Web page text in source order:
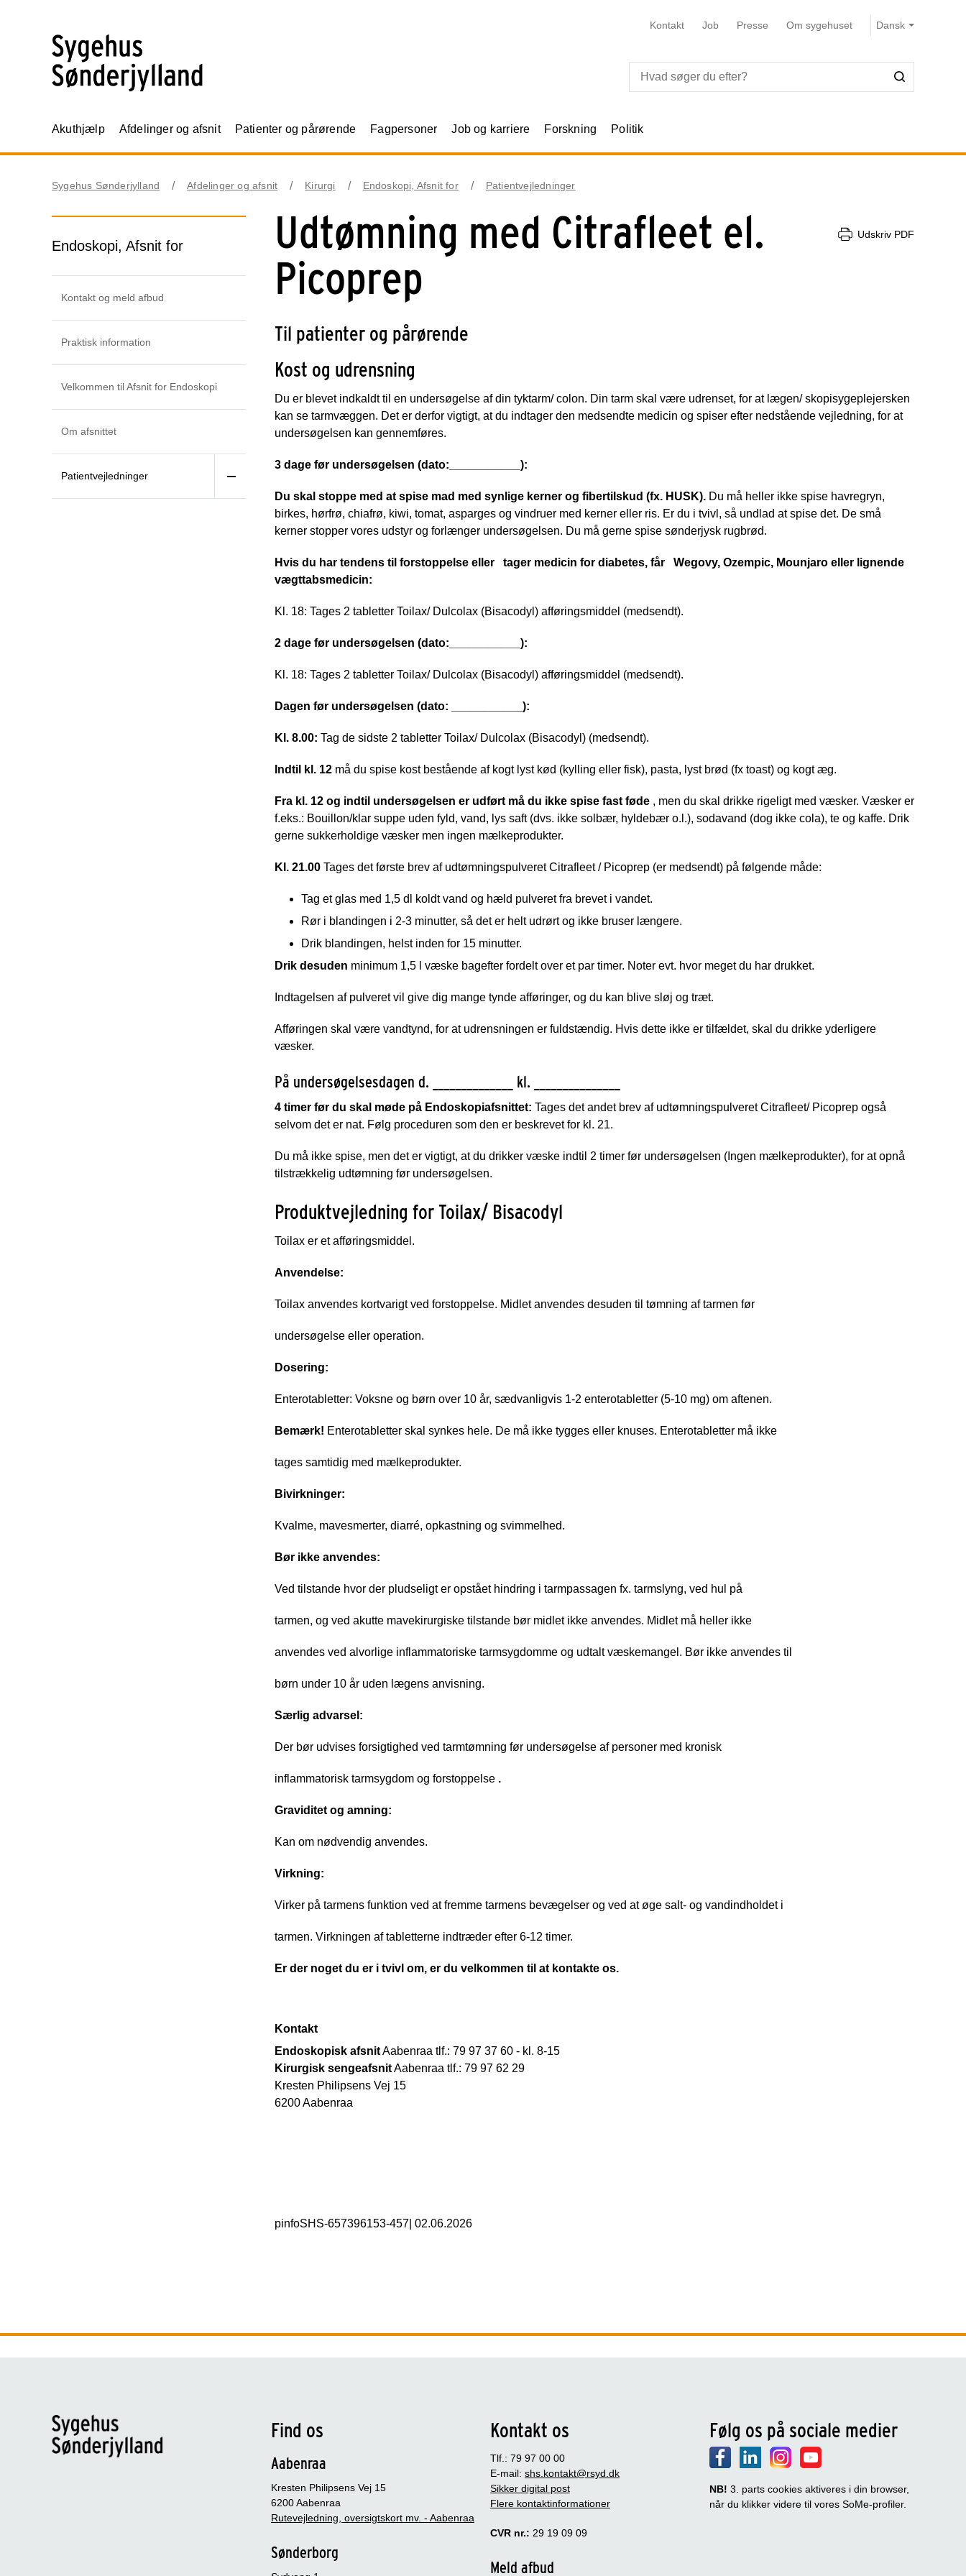
Kontakt Job Presse Om sygehuset
Akuthjælp Afdelinger og afsnit Patienter og pårørende Fagpersoner Job og karriere Forskning Politik
Sygehus Sønderjylland Afdelinger og afsnit Kirurgi Endoskopi, Afsnit for Patientvejledninger
Endoskopi, Afsnit for
Kontakt og meld afbud
Praktisk information
Velkommen til Afsnit for Endoskopi
Om afsnittet
Patientvejledninger
Udtømning med Citrafleet el.
Picoprep
Udskriv PDF
Til patienter og pårørende
Kost og udrensning
Du er blevet indkaldt til en undersøgelse af din tyktarm/ colon. Din tarm skal være udrenset, for at lægen/ skopisygeplejersken
kan se tarmvæggen. Det er derfor vigtigt, at du indtager den medsendte medicin og spiser efter nedstående vejledning, for at
undersøgelsen kan gennemføres.
3 dage før undersøgelsen (dato:___________):
Du skal stoppe med at spise mad med synlige kerner og fibertilskud (fx. HUSK). Du må heller ikke spise havregryn,
birkes, hørfrø, chiafrø, kiwi, tomat, asparges og vindruer med kerner eller ris. Er du i tvivl, så undlad at spise det. De små
kerner stopper vores udstyr og forlænger undersøgelsen. Du må gerne spise sønderjysk rugbrød.
Hvis du har tendens til forstoppelse eller tager medicin for diabetes, får
Wegovy, Ozempic, Mounjaro eller lignende
vægttabsmedicin:
Kl. 18: Tages 2 tabletter Toilax/ Dulcolax (Bisacodyl) afføringsmiddel (medsendt).
2 dage før undersøgelsen (dato:___________):
Kl. 18: Tages 2 tabletter Toilax/ Dulcolax (Bisacodyl) afføringsmiddel (medsendt).
Dagen før undersøgelsen (dato: ___________):
Kl. 8.00: Tag de sidste 2 tabletter Toilax/ Dulcolax (Bisacodyl) (medsendt).
Indtil kl. 12 må du spise kost bestående af kogt lyst kød (kylling eller fisk), pasta, lyst brød (fx toast) og kogt æg.
Fra kl. 12 og indtil undersøgelsen er udført må du ikke spise fast føde , men du skal drikke rigeligt med væsker. Væsker er
f.eks.: Bouillon/klar suppe uden fyld, vand, lys saft (dvs. ikke solbær, hyldebær o.l.), sodavand (dog ikke cola), te og kaffe. Drik
gerne sukkerholdige væsker men ingen mælkeprodukter.
Kl. 21.00 Tages det første brev af udtømningspulveret Citrafleet / Picoprep (er medsendt) på følgende måde:
Tag et glas med 1,5 dl koldt vand og hæld pulveret fra brevet i vandet.
Rør i blandingen i 2-3 minutter, så det er helt udrørt og ikke bruser længere.
Drik blandingen, helst inden for 15 minutter.
Drik desuden minimum 1,5 l væske bagefter fordelt over et par timer. Noter evt. hvor meget du har drukket.
Indtagelsen af pulveret vil give dig mange tynde afføringer, og du kan blive sløj og træt.
Afføringen skal være vandtynd, for at udrensningen er fuldstændig. Hvis dette ikke er tilfældet, skal du drikke yderligere
væsker.
På undersøgelsesdagen d. ______________ kl. _______________
4 timer før du skal møde på Endoskopiafsnittet: Tages det andet brev af udtømningspulveret Citrafleet/ Picoprep også
selvom det er nat. Følg proceduren som den er beskrevet for kl. 21.
Du må ikke spise, men det er vigtigt, at du drikker væske indtil 2 timer før undersøgelsen (Ingen mælkeprodukter), for at opnå
tilstrækkelig udtømning før undersøgelsen.
Produktvejledning for Toilax/ Bisacodyl
Toilax er et afføringsmiddel.
Anvendelse:
Toilax anvendes kortvarigt ved forstoppelse. Midlet anvendes desuden til tømning af tarmen før
undersøgelse eller operation.
Dosering:
Enterotabletter: Voksne og børn over 10 år, sædvanligvis 1-2 enterotabletter (5-10 mg) om aftenen.
Bemærk! Enterotabletter skal synkes hele. De må ikke tygges eller knuses. Enterotabletter må ikke
tages samtidig med mælkeprodukter.
Bivirkninger:
Kvalme, mavesmerter, diarré, opkastning og svimmelhed.
Bør ikke anvendes:
Ved tilstande hvor der pludseligt er opstået hindring i tarmpassagen fx. tarmslyng, ved hul på
tarmen, og ved akutte mavekirurgiske tilstande bør midlet ikke anvendes. Midlet må heller ikke
anvendes ved alvorlige inflammatoriske tarmsygdomme og udtalt væskemangel. Bør ikke anvendes til
børn under 10 år uden lægens anvisning.
Særlig advarsel:
Der bør udvises forsigtighed ved tarmtømning før undersøgelse af personer med kronisk
inflammatorisk tarmsygdom og forstoppelse .
Graviditet og amning:
Kan om nødvendig anvendes.
Virkning:
Virker på tarmens funktion ved at fremme tarmens bevægelser og ved at øge salt- og vandindholdet i
tarmen. Virkningen af tabletterne indtræder efter 6-12 timer.
Er der noget du er i tvivl om, er du velkommen til at kontakte os.
Kontakt
Endoskopisk afsnitAabenraa tlf.: 79 97 37 60 - kl. 8-15
Kirurgisk sengeafsnitAabenraa tlf.: 79 97 62 29
Kresten Philipsens Vej 15
6200 Aabenraa
pinfoSHS-657396153-457 02.06.2026
Find os
Aabenraa
Kresten Philipsens Vej 15
6200 Aabenraa
Rutevejledning, oversigtskort mv. - Aabenraa
Sønderborg
Kontakt os
Tlf.: 79 97 00 00
E-mail: shs.kontakt@rsyd.dk
Sikker digital post
Flere kontaktinformationer
CVR nr.: 29 19 09 09
Meld afbud
Følg os på sociale medier
NB! 3. parts cookies aktiveres i din browser,
når du klikker videre til vores SoMe-profiler.